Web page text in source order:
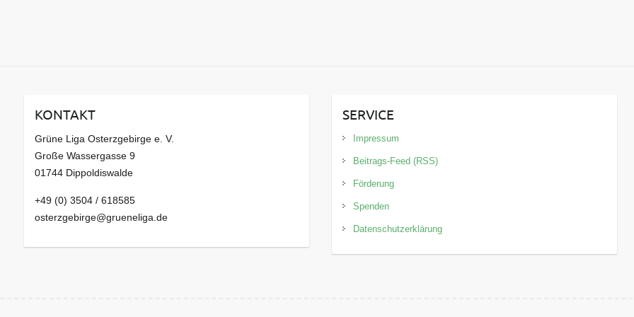
KONTAKT
Grüne Liga Osterzgebirge e. V.
Große Wassergasse 9
01744 Dippoldiswalde
+49 (0) 3504 / 618585
osterzgebirge@grueneliga.de
SERVICE
Impressum
Beitrags-Feed (RSS)
Förderung
Spenden
Datenschutzerklärung